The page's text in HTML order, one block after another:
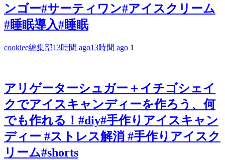
ンゴー#サーティワン#アイスクリーム
#睡眠導入#睡眠
cookiee編集部13時間 ago13時間 ago 1
アリゲーターシュガー＋イチゴシェイ
クでアイスキャンディーを作ろう、何
でも作れる！#diy#手作りアイスキャン
ディー #ストレス解消 #手作りアイスク
リーム#shorts